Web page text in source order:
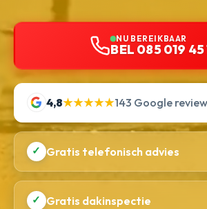
NU BEREIKBAAR
BEL 085 019 45
4,8★★★★★143 Google
✓ Gratis telefonisch advies
✓ Gratis dakinspectie